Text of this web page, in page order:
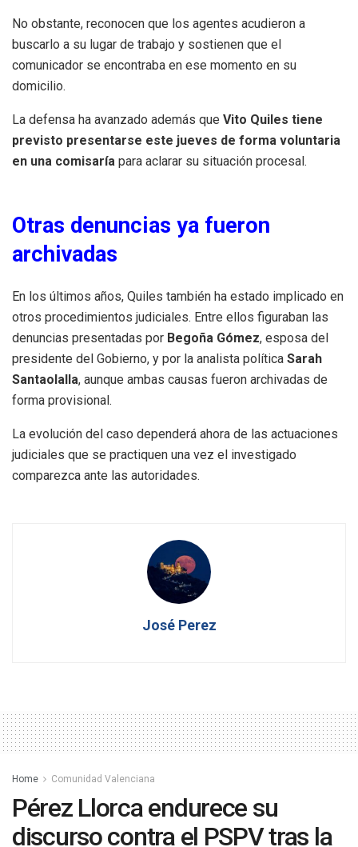
No obstante, reconocen que los agentes acudieron a
buscarlo a su lugar de trabajo y sostienen que el
comunicador se encontraba en ese momento en su
domicilio.
La defensa ha avanzado además que Vito Quiles tiene
previsto presentarse este jueves de forma voluntaria
en una comisaría para aclarar su situación procesal.
Otras denuncias ya fueron
archivadas
En los últimos años, Quiles también ha estado implicado en
otros procedimientos judiciales. Entre ellos figuraban las
denuncias presentadas por Begoña Gómez, esposa del
presidente del Gobierno, y por la analista política Sarah
Santaolalla, aunque ambas causas fueron archivadas de
forma provisional.
La evolución del caso dependerá ahora de las actuaciones
judiciales que se practiquen una vez el investigado
comparezca ante las autoridades.
José Perez
Home Comunidad Valenciana
Pérez Llorca endurece su
discurso contra el PSPV tras la